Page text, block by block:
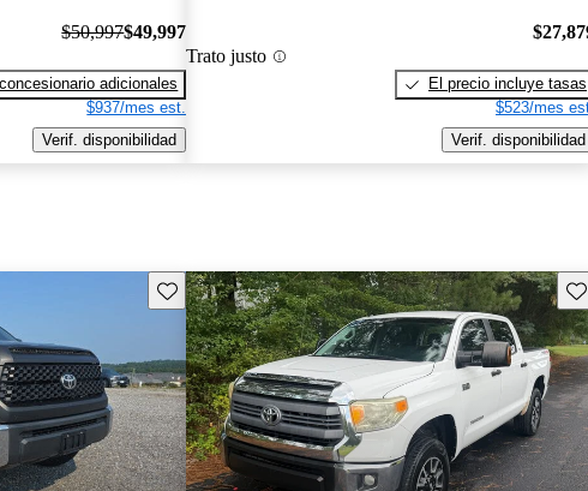
$50,997$49,997
adicionales
$937/mes est.
Verif. disponibilidad
Trato justo
El precio incluye tasas
$523/mes
Verif. disponibilidad
Guarda este Aviso